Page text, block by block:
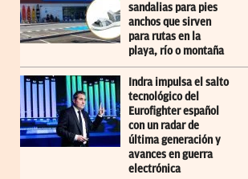
sandalias para pies
anchos que sirven
para rutas en la
playa, río o montaña
Indra impulsa el salto
tecnológico del
Eurofighter español
con un radar de
última generación y
avances en guerra
electrónica